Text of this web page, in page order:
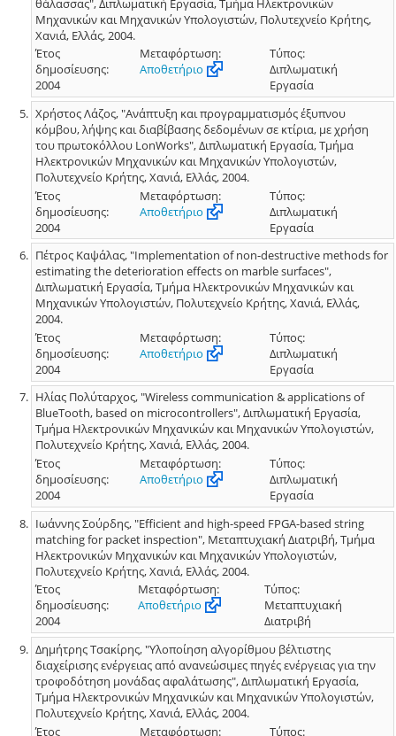
θάλασσας", Διπλωματική Εργασία, Τμήμα Ηλεκτρονικών
Μηχανικών και Μηχανικών Υπολογιστών, Πολυτεχνείο Κρήτης,
Χανιά, Ελλάς, 2004.
Έτος
δημοσίευσης:
2004
Μεταφόρτωση:
Αποθετήριο
Τύπος:
Διπλωματική
Εργασία
Χρήστος Λάζος, "Ανάπτυξη και προγραμματισμός έξυπνου
κόμβου, λήψης και διαβίβασης δεδομένων σε κτίρια, με χρήση
του πρωτοκόλλου LonWorks", Διπλωματική Εργασία, Τμήμα
Ηλεκτρονικών Μηχανικών και Μηχανικών Υπολογιστών,
Πολυτεχνείο Κρήτης, Χανιά, Ελλάς, 2004.
Έτος
δημοσίευσης:
2004
Μεταφόρτωση:
Αποθετήριο
Τύπος:
Διπλωματική
Εργασία
Πέτρος Καψάλας, "Implementation of non-destructive methods for
estimating the deterioration effects on marble surfaces",
Διπλωματική Εργασία, Τμήμα Ηλεκτρονικών Μηχανικών και
Μηχανικών Υπολογιστών, Πολυτεχνείο Κρήτης, Χανιά, Ελλάς,
2004.
Έτος
δημοσίευσης:
2004
Μεταφόρτωση:
Αποθετήριο
Τύπος:
Διπλωματική
Εργασία
Ηλίας Πολύταρχος, "Wireless communication & applications of
BlueTooth, based on microcontrollers", Διπλωματική Εργασία,
Τμήμα Ηλεκτρονικών Μηχανικών και Μηχανικών Υπολογιστών,
Πολυτεχνείο Κρήτης, Χανιά, Ελλάς, 2004.
Έτος
δημοσίευσης:
2004
Μεταφόρτωση:
Αποθετήριο
Τύπος:
Διπλωματική
Εργασία
Ιωάννης Σούρδης, "Efficient and high-speed FPGA-based string
matching for packet inspection", Μεταπτυχιακή Διατριβή, Τμήμα
Ηλεκτρονικών Μηχανικών και Μηχανικών Υπολογιστών,
Πολυτεχνείο Κρήτης, Χανιά, Ελλάς, 2004.
Έτος
δημοσίευσης:
2004
Μεταφόρτωση:
Αποθετήριο
Τύπος:
Μεταπτυχιακή
Διατριβή
Δημήτρης Τσακίρης, "Υλοποίηση αλγορίθμου βέλτιστης
διαχείρισης ενέργειας από ανανεώσιμες πηγές ενέργειας για την
τροφοδότηση μονάδας αφαλάτωσης", Διπλωματική Εργασία,
Τμήμα Ηλεκτρονικών Μηχανικών και Μηχανικών Υπολογιστών,
Πολυτεχνείο Κρήτης, Χανιά, Ελλάς, 2004.
Έτος
Μεταφόρτωση:
Τύπος: